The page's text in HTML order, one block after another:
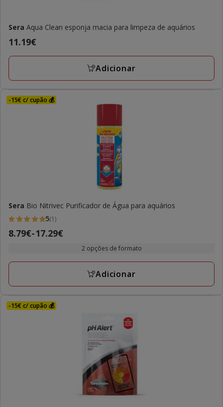
Sera Aqua Clean esponja macia para limpeza de aquários
Preço
11.19€
11.19€
Adicionar
-15€ c/ cupão 💰
Sera Bio Nitrivec Purificador de Água para aquários
5
estrelas
1
5(1)
Preço
a
17.29€
8.79€-17.29€
2 opções de formato
Adicionar
-15€ c/ cupão 💰